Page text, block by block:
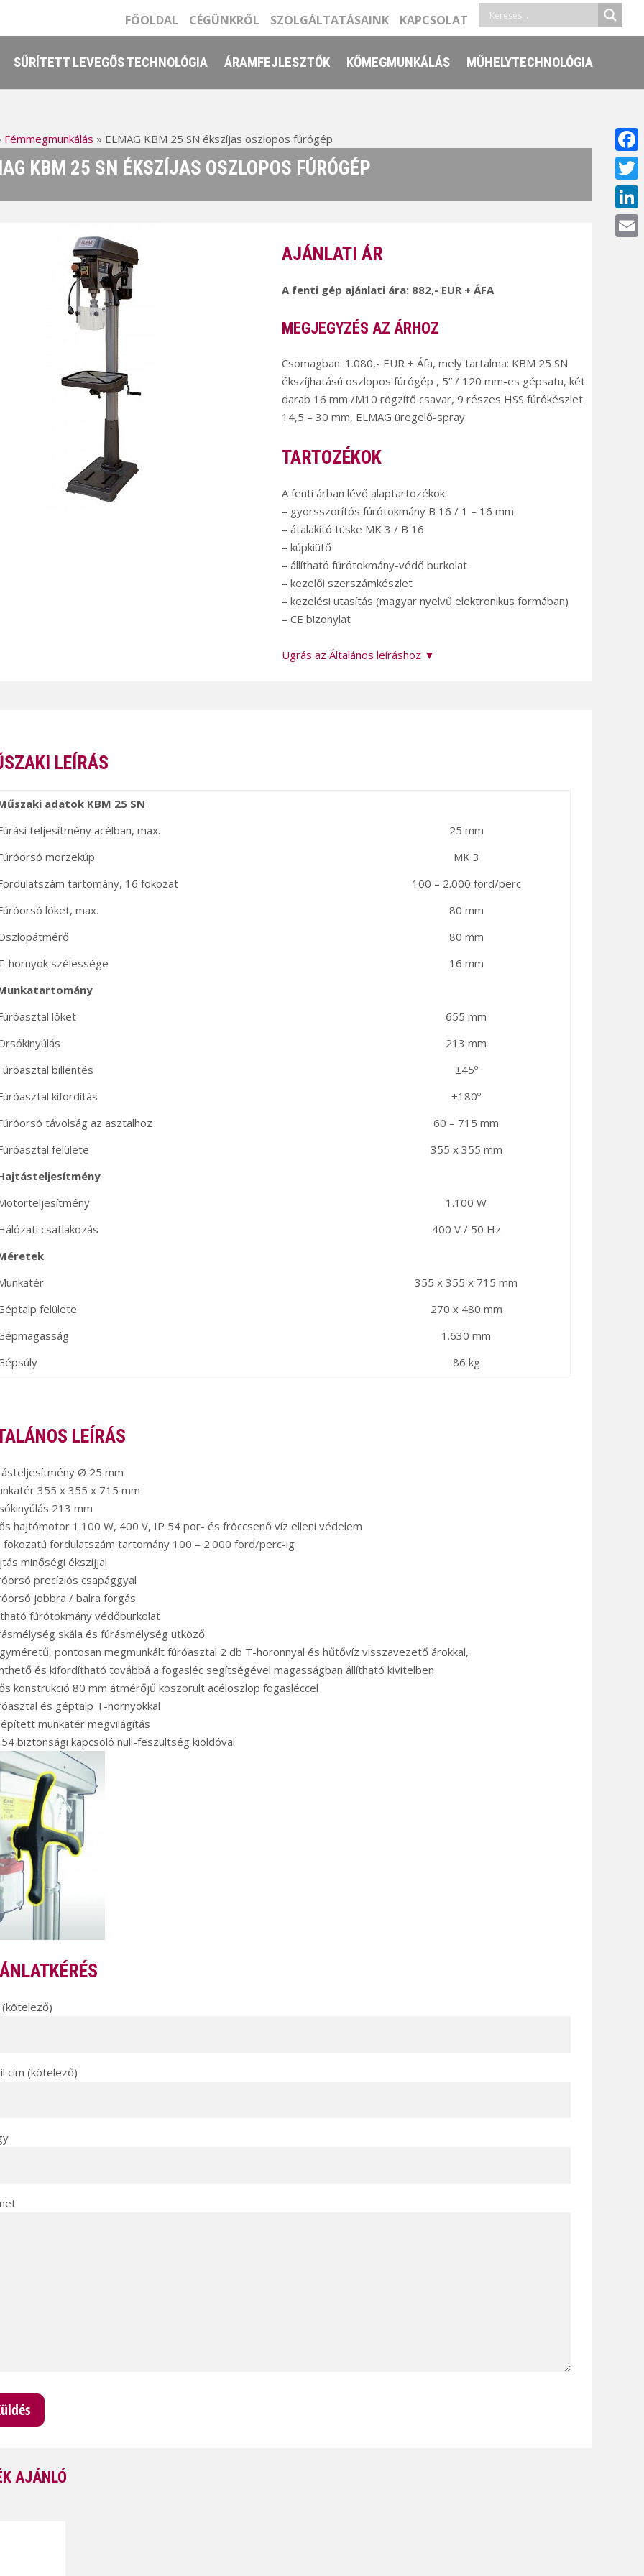
FŐOLDAL CÉGÜNKRŐL SZOLGÁLTATÁSAINK KAPCSOLAT
SŰRÍTETT LEVEGŐS TECHNOLÓGIA ÁRAMFEJLESZTŐK KŐMEGMUNKÁLÁS MŰHELYTECHNOLÓGIA
Fémmegmunkálás » ELMAG KBM 25 SN ékszíjas oszlopos fúrógép
KBM 25 SN ÉKSZÍJAS OSZLOPOS FÚRÓGÉP
AJÁNLATI ÁR
A fenti gép ajánlati ára: 882,- EUR + ÁFA
MEGJEGYZÉS AZ ÁRHOZ
Csomagban: 1.080,- EUR + Áfa, mely tartalma: KBM 25 SN
ékszíjhatású oszlopos fúrógép , 5” / 120 mm-es gépsatu, két
darab 16 mm /M10 rögzítő csavar, 9 részes HSS fúrókészlet
14,5 – 30 mm, ELMAG üregelő-spray
TARTOZÉKOK
A fenti árban lévő alaptartozékok:
– gyorsszorítós fúrótokmány B 16 / 1 – 16 mm
– átalakító tüske MK 3 / B 16
– kúpkiütő
– állítható fúrótokmány-védő burkolat
– kezelői szerszámkészlet
– kezelési utasítás (magyar nyelvű elektronikus formában)
– CE bizonylat
Ugrás az Általános leíráshoz ▼
LEÍRÁS
adatok KBM 25 SN
teljesítmény acélban, max.
25 mm
morzekúp
MK 3
tartomány, 16 fokozat
100 – 2.000 ford/perc
löket, max.
80 mm
80 mm
hornyok szélessége
16 mm
löket
655 mm
213 mm
billentés
±45º
kifordítás
±180º
távolság az asztalhoz
60 – 715 mm
felülete
355 x 355 mm
1.100 W
csatlakozás
400 V / 50 Hz
355 x 355 x 715 mm
felülete
270 x 480 mm
1.630 mm
86 kg
LEÍRÁS
Ø 25 mm
355 x 355 x 715 mm
213 mm
hajtómotor 1.100 W, 400 V, IP 54 por- és fröccsenő víz elleni védelem
fokozatú fordulatszám tartomány 100 – 2.000 ford/perc-ig
minőségi ékszíjjal
precíziós csapággyal
jobbra / balra forgás
fúrótokmány védőburkolat
skála és fúrásmélység ütköző
pontosan megmunkált fúróasztal 2 db T-horonnyal és hűtővíz visszavezető árokkal,
és kifordítható továbbá a fogasléc segítségével magasságban állítható kivitelben
konstrukció 80 mm átmérőjű köszörült acéloszlop fogasléccel
és géptalp T-hornyokkal
munkatér megvilágítás
biztonsági kapcsoló null-feszültség kioldóval
cím (kötelező)
AJÁNLÓ